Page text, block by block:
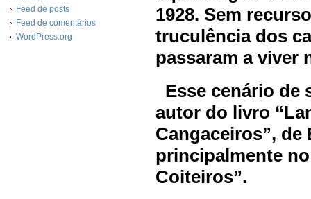
Feed de posts
Feed de comentários
WordPress.org
1928. Sem
truculência dos
passaram a viver
Esse cenário de
autor do livro
Cangaceiros”,
principalmente
Coiteiros”.